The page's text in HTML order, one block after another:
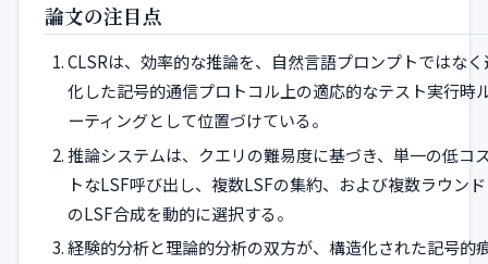
論文の注目点
CLSRは、効率的な推論を、自然言語プロンプトではなく
化した記号的通信プロトコル上の適応的なテスト実行時
ーティングとして位置づけている。
推論システムは、クエリの難易度に基づき、単一の低コ
トなLSF呼び出し、複数LSFの集約、および複数ラウンド
のLSF合成を動的に選択する。
経験的分析と理論的分析の双方が、構造化された記号的